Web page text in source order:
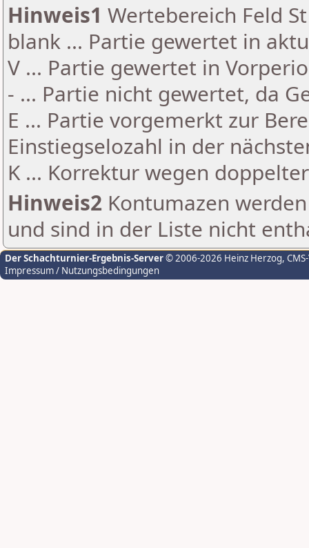
Hinweis1 Wertebereich Feld
blank ... Partie gewertet in
V ... Partie gewertet in
- ... Partie nicht gewertet, da
E ... Partie vorgemerkt zur
Einstiegselozahl in der
K ... Korrektur wegen
Hinweis2 Kontumazen
und sind in der Liste nicht
Der Schachturnier-Ergebnis-Server© 2006-2026 Heinz Herzog,
Impressum / Nutzungsbedingungen